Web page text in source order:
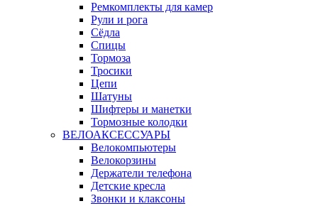
Ремкомплекты для камер
Рули и рога
Сёдла
Спицы
Тормоза
Тросики
Цепи
Шатуны
Шифтеры и манетки
Тормозные колодки
ВЕЛОАКСЕССУАРЫ
Велокомпьютеры
Велокорзины
Держатели телефона
Детские кресла
Звонки и клаксоны